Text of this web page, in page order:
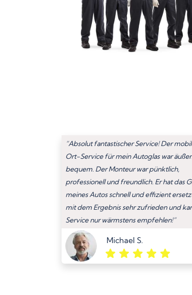
“Absolut fantastischer Service! Der
Ort-Service für mein Autoglas war
bequem. Der Monteur war pünktlich,
professionell und freundlich. Er hat das
meines Autos schnell und effizient
mit dem Ergebnis sehr zufrieden und
Service nur wärmstens empfehlen!”
Michael S.